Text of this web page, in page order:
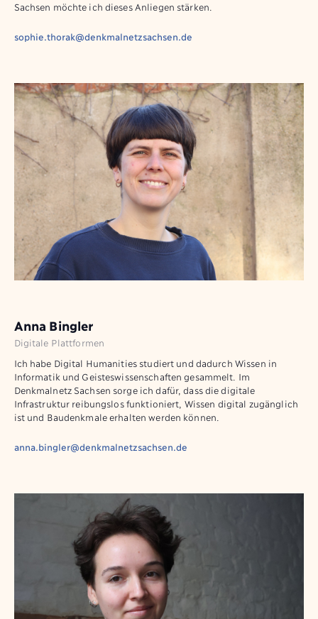
Sachsen möchte ich dieses Anliegen stärken.
sophie.thorak@denkmalnetzsachsen.de
Anna Bingler
Digitale Plattformen
Ich habe Digital Humanities studiert und dadurch Wissen in
Informatik und Geisteswissenschaften gesammelt. Im
Denkmalnetz Sachsen sorge ich dafür, dass die digitale
Infrastruktur reibungslos funktioniert, Wissen digital zugänglich
ist und Baudenkmale erhalten werden können.
anna.bingler@denkmalnetzsachsen.de